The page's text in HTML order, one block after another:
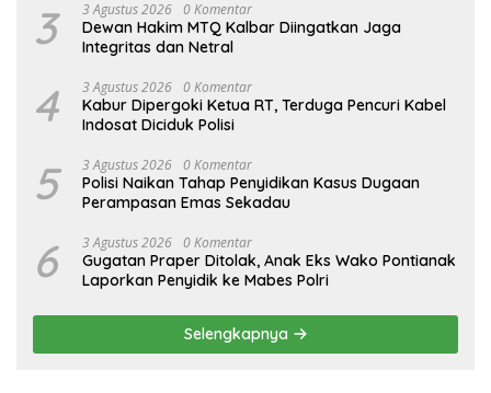
3 3 Agustus 2026 0 Komentar
Dewan Hakim MTQ Kalbar Diingatkan Jaga
Integritas dan Netral
4 3 Agustus 2026 0 Komentar
Kabur Dipergoki Ketua RT, Terduga Pencuri Kabel
Indosat Diciduk Polisi
5 3 Agustus 2026 0 Komentar
Polisi Naikan Tahap Penyidikan Kasus Dugaan
Perampasan Emas Sekadau
6 3 Agustus 2026 0 Komentar
Gugatan Praper Ditolak, Anak Eks Wako Pontianak
Laporkan Penyidik ke Mabes Polri
Selengkapnya